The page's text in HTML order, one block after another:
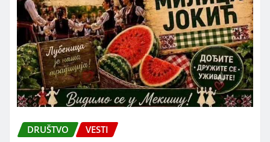
DRUŠTVO VESTI